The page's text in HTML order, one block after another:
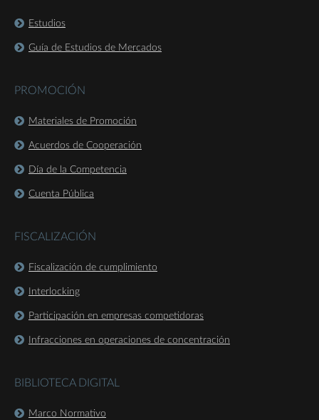
Estudios
Guía de Estudios de Mercados
PROMOCIÓN
Materiales de Promoción
Acuerdos de Cooperación
Día de la Competencia
Cuenta Pública
FISCALIZACIÓN
Fiscalización de cumplimiento
Interlocking
Participación en empresas competidoras
Infracciones en operaciones de concentración
BIBLIOTECA DIGITAL
Marco Normativo